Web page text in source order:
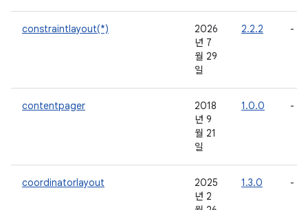
constraintlayout(*)
2026
년 7
월 29
일
2.2.2 -
contentpager
2018
년 9
월 21
일
1.0.0 -
coordinatorlayout
2025
년 2
1.3.0 -